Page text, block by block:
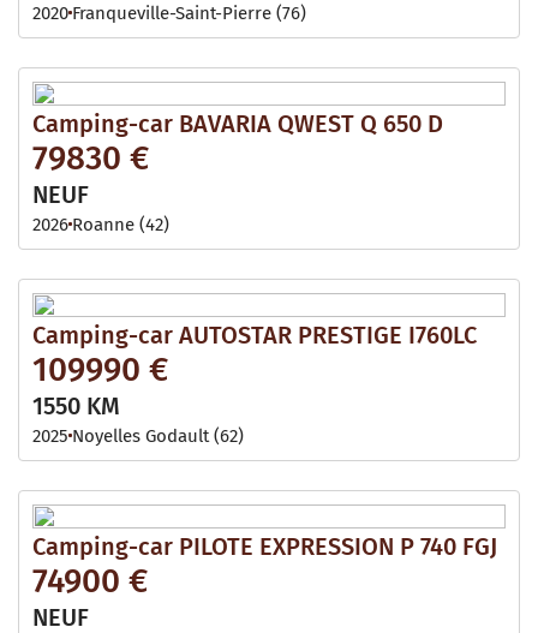
2020 Franqueville-Saint-Pierre (76)
Camping-car BAVARIA QWEST Q 650 D
79830 €
NEUF
2026 Roanne (42)
Camping-car AUTOSTAR PRESTIGE I760LC
109990 €
1550 KM
2025 Noyelles Godault (62)
Camping-car PILOTE EXPRESSION P 740 FGJ
74900 €
NEUF